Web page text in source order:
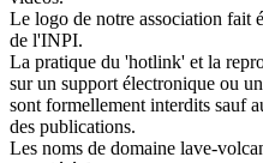
Le logo de notre association fait
de l'INPI.
La pratique du 'hotlink' et la
sur un support électronique ou
sont formellement interdits sauf
des publications.
Les noms de domaine lave-